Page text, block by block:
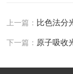
上一篇： 比色法分
下一篇： 原子吸收